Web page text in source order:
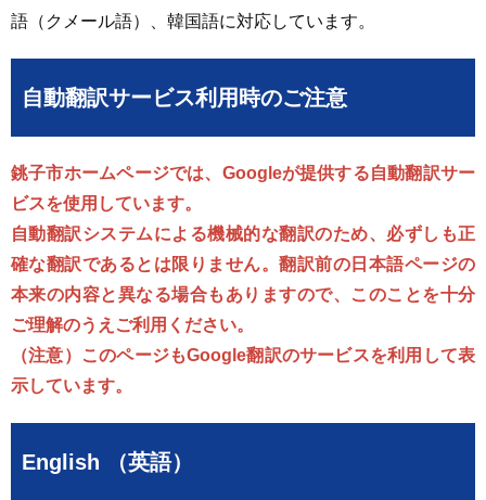
語（クメール語）、韓国語に対応しています。
自動翻訳サービス利用時のご注意
銚子市ホームページでは、Googleが提供する自動翻訳サー
ビスを使用しています。
自動翻訳システムによる機械的な翻訳のため、必ずしも正
確な翻訳であるとは限りません。翻訳前の日本語ページの
本来の内容と異なる場合もありますので、このことを十分
ご理解のうえご利用ください。
（注意）このページもGoogle翻訳のサービスを利用して表
示しています。
English （英語）